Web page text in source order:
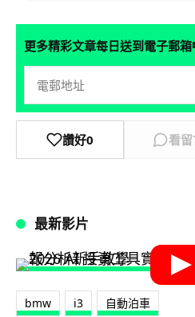
更多精彩文章每日送到電子郵箱
讚好0 看
最新影片
bmw i3 自動泊車